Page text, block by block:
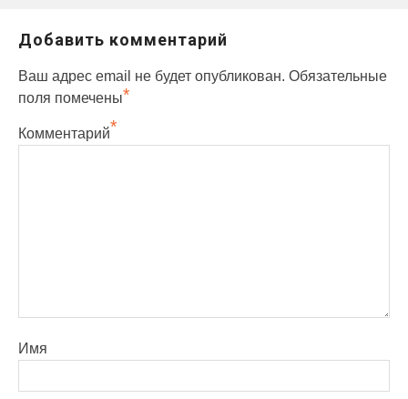
Добавить комментарий
Ваш адрес email не будет опубликован. Обязательные
поля помечены*
Комментарий*
Имя